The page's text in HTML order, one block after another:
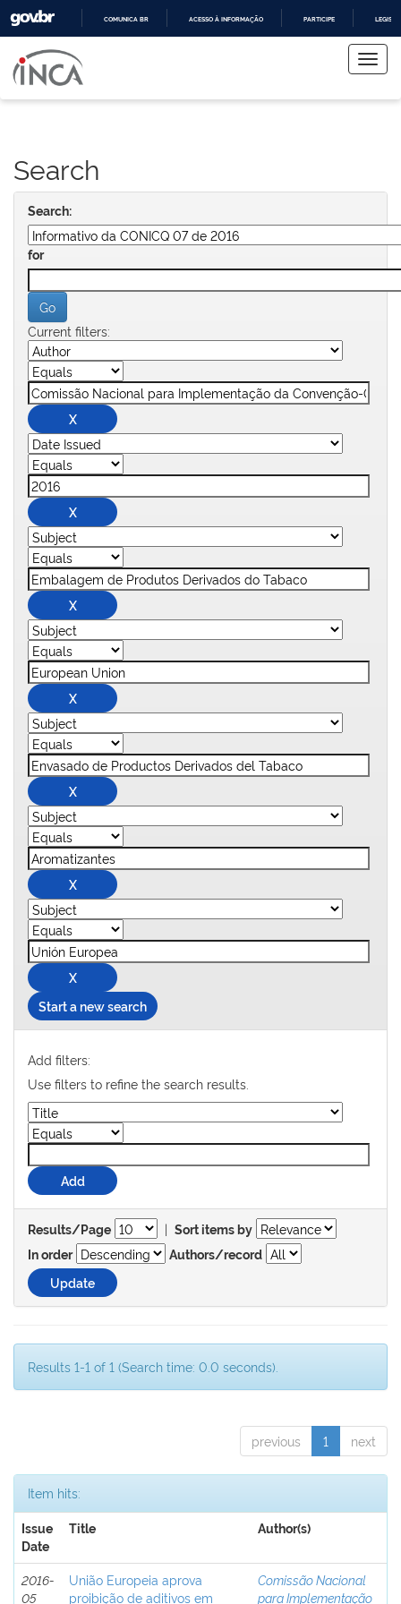
COMUNICA BR ACESSO À INFORMAÇÃO PARTICIPE
navigation
Search
Search:
for
Current filters:
Start a new search
Add filters:
Use filters to refine the search results.
Results/Page | Sort items by
In order
Authors/record
Results 1-1 of 1 (Search time: 0.0 seconds).
previous 1 next
Item hits:
Issue
Date
Title Author(s)
2016-
05
União Europeia aprova
proibição de aditivos em
Comissão Nacional
para Implementação